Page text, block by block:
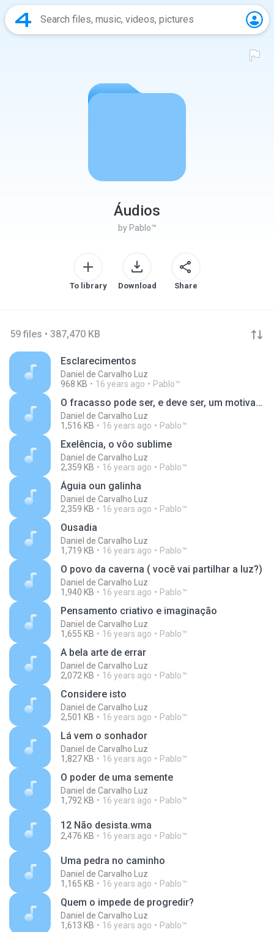
Áudios
by Pablo™
To library Download Share
59 files • 387,470 KB
Esclarecimentos
Daniel de Carvalho Luz
968 KB
16 years ago Pablo™
O fracasso pode ser, e deve ser, um motivador
Daniel de Carvalho Luz
1,516 KB
16 years ago Pablo™
Exelência, o vôo sublime
Daniel de Carvalho Luz
2,359 KB
16 years ago Pablo™
Águia oun galinha
Daniel de Carvalho Luz
2,359 KB
16 years ago Pablo™
Ousadia
Daniel de Carvalho Luz
1,719 KB
16 years ago Pablo™
O povo da caverna ( você vai partilhar a luz?)
Daniel de Carvalho Luz
1,940 KB
16 years ago Pablo™
Pensamento criativo e imaginação
Daniel de Carvalho Luz
1,655 KB
16 years ago Pablo™
A bela arte de errar
Daniel de Carvalho Luz
2,072 KB
16 years ago Pablo™
Considere isto
Daniel de Carvalho Luz
2,501 KB
16 years ago Pablo™
Lá vem o sonhador
Daniel de Carvalho Luz
1,827 KB
16 years ago Pablo™
O poder de uma semente
Daniel de Carvalho Luz
1,792 KB
16 years ago Pablo™
12 Não desista.wma
2,476 KB 16 years ago Pablo™
Uma pedra no caminho
Daniel de Carvalho Luz
1,165 KB
16 years ago Pablo™
Quem o impede de progredir?
Daniel de Carvalho Luz
1,613 KB
16 years ago Pablo™